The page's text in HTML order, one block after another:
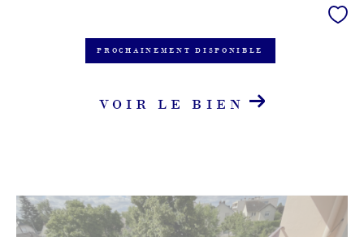
PROCHAINEMENT DISPONIBLE
VOIR LE BIEN